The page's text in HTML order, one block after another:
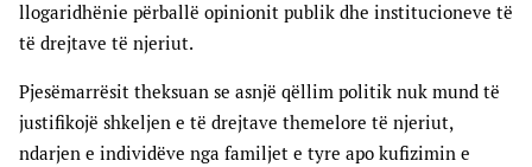
llogaridhënie përballë opinionit publik dhe institucioneve të
të drejtave të njeriut.
Pjesëmarrësit theksuan se asnjë qëllim politik nuk mund të
justifikojë shkeljen e të drejtave themelore të njeriut,
ndarjen e individëve nga familjet e tyre apo kufizimin e